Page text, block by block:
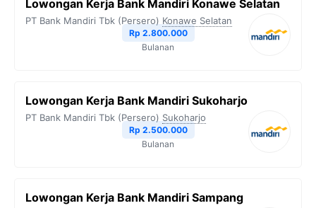
Lowongan Kerja Bank Mandiri Konawe Selatan
PT Bank Mandiri Tbk (Persero) Konawe Selatan
Rp 2.800.000
Bulanan
Lowongan Kerja Bank Mandiri Sukoharjo
PT Bank Mandiri Tbk (Persero) Sukoharjo
Rp 2.500.000
Bulanan
Lowongan Kerja Bank Mandiri Sampang